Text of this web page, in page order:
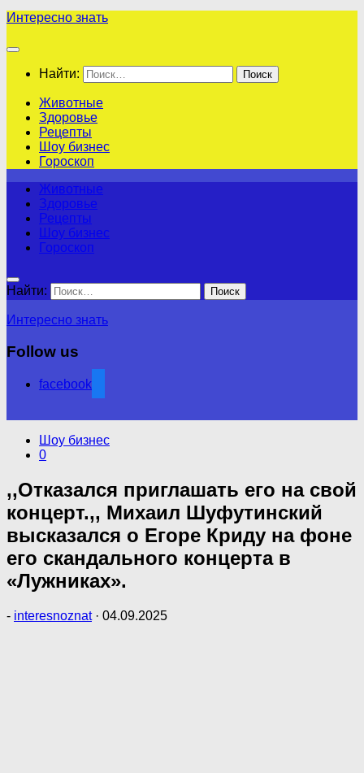
Интересно знать
Найти:
Животные
Здоровье
Рецепты
Шоу бизнес
Гороскоп
Животные
Здоровье
Рецепты
Шоу бизнес
Гороскоп
Найти:
Интересно знать
Follow us
facebook
Шоу бизнес
0
,,Отказался приглашать его на свой
концерт.,, Михаил Шуфутинский
высказался о Егоре Криду на фоне
его скандального концерта в
«Лужниках».
- interesnoznat · 04.09.2025